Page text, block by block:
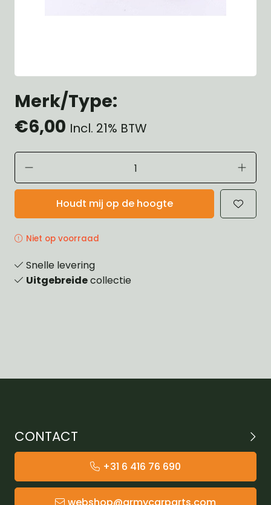
Merk/Type:
€6,00 Incl. 21% BTW
Houdt mij op de hoogte
Niet op voorraad
Snelle levering
Uitgebreidecollectie
CONTACT
+31 6 416 76 690